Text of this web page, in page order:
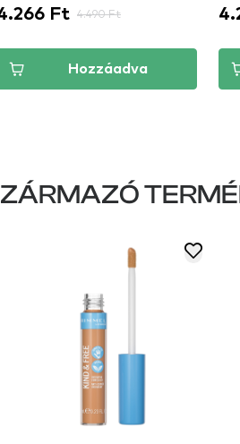
Ft 4.490 Ft
Hozzáadva